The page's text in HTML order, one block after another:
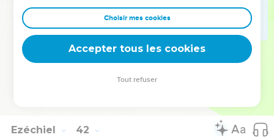
Et sur elles, sur les portes du temple, on avait fait des
chérubins et des palmiers, comme on les avait faits sur les
murs. Et il y avait un entablement en bois sur la façade du
portique, en dehors,
et des fenêtres fermées, et des palmiers, deçà et delà, sur
Ezéchiel 42
Choisir mes cookies
Accepter tous les cookies
Tout refuser